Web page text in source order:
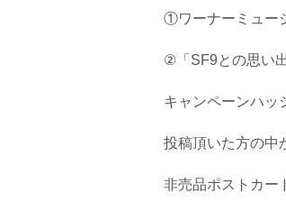
①ワーナーミュー
②「SF9との思い
キャンペーンハッ
投稿頂いた方の中
非売品ポストカー